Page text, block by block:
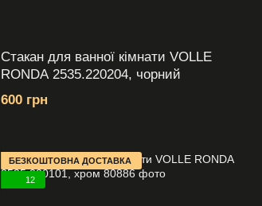
Стакан для ванної кімнати VOLLE
RONDA 2535.220204, чорний
600 грн
БЕЗКОШТОВНА ДОСТАВКА
12